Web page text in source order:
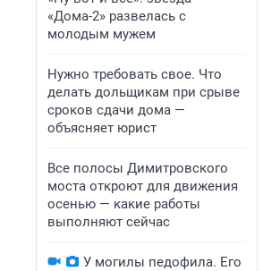
«Дома-2» развелась с
молодым мужем
Нужно требовать свое. Что
делать дольщикам при срыве
сроков сдачи дома —
объясняет юрист
Все полосы Димитровского
моста откроют для движения
осенью — какие работы
выполняют сейчас
У могилы педофила. Его